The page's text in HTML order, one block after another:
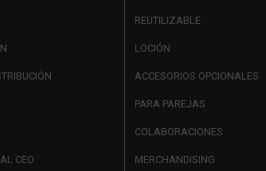
CEO
REUTILIZABLE
LOCIÓN
ACCESORIOS OPCIONALES
PARA PAREJAS
COLABORACIONES
MERCHANDISING